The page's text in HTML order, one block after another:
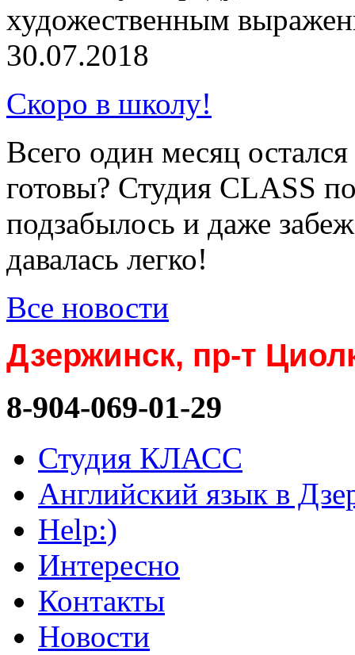
художественным
30.07.2018
Скоро в школу!
Всего один месяц
готовы? Студия CLASS
подзабылось и даже
давалась легко!
Все новости
Дзержинск, пр-т
8-904-069-01-29
Студия КЛАСС
Английский язык в
Help:)
Интересно
Контакты
Новоcти